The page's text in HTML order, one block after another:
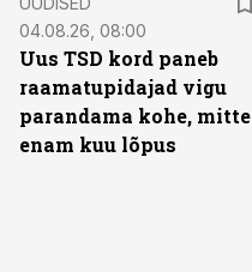
04.08.26, 08:00
Uus TSD kord paneb
raamatupidajad vigu
parandama kohe, mitte
enam kuu lõpus